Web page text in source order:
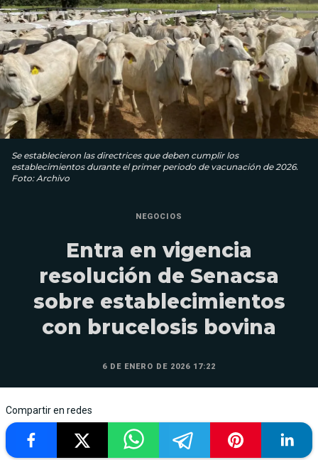
Se establecieron las directrices que deben cumplir los
establecimientos durante el primer periodo de vacunación de 2026.
Foto: Archivo
NEGOCIOS
Entra en vigencia
resolución de Senacsa
sobre establecimientos
con brucelosis bovina
6 DE ENERO DE 2026 17:22
Compartir en redes